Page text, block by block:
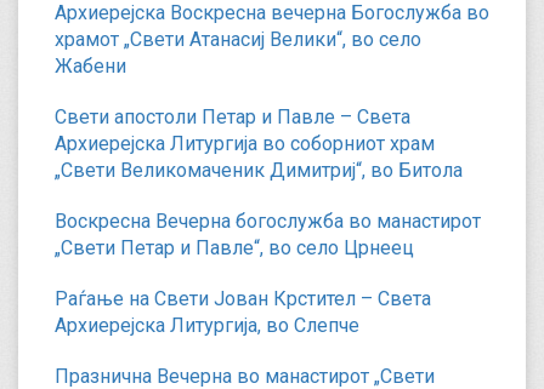
Архиерејска Воскресна вечерна Богослужба во
храмот „Свети Атанасиј Велики“, во село
Жабени
Свети апостоли Петар и Павле – Света
Архиерејска Литургија во соборниот храм
„Свети Великомаченик Димитриј“, во Битола
Воскресна Вечерна богослужба во манастирот
„Свети Петар и Павле“, во село Црнеец
Раѓање на Свети Јован Крстител – Света
Архиерејска Литургија, во Слепче
Празнична Вечерна во манастирот „Свети